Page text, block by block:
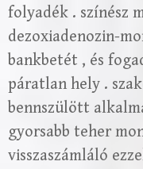
folyadék . színész
dezoxiadenozin-
bankbetét , és
páratlan hely .
bennszülött
gyorsabb teher
visszaszámláló